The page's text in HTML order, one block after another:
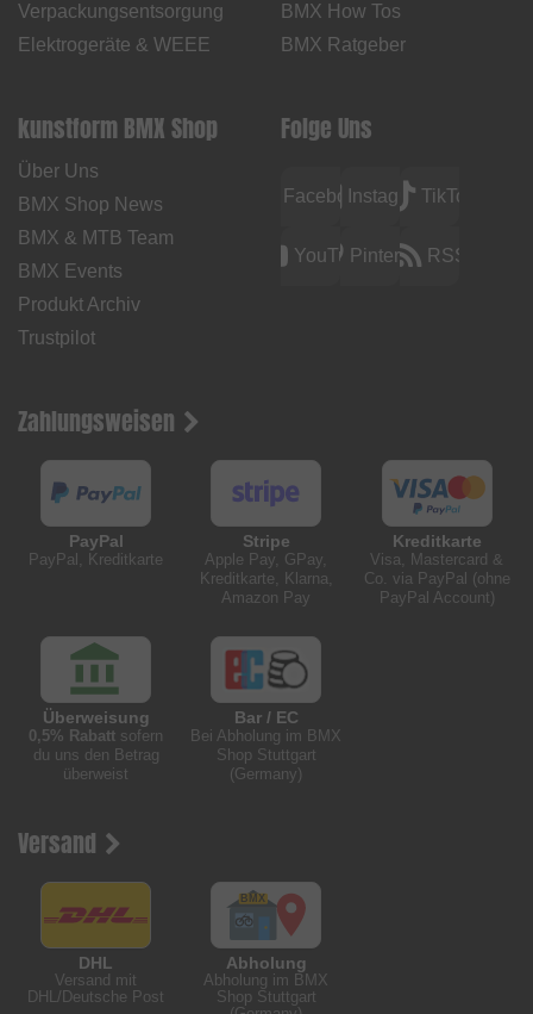
Verpackungsentsorgung
Elektrogeräte & WEEE
BMX How Tos
BMX Ratgeber
kunstform BMX Shop
Über Uns
BMX Shop News
BMX & MTB Team
BMX Events
Produkt Archiv
Trustpilot
Folge Uns
FacebookInstagramTikTok
YouTubePinterest RSS
Zahlungsweisen
PayPal
PayPal, Kreditkarte
Stripe
Apple Pay, GPay,
Kreditkarte, Klarna,
Amazon Pay
Kreditkarte
Visa, Mastercard &
Co. via PayPal (ohne
PayPal Account)
Überweisung
0,5% Rabatt sofern
du uns den Betrag
überweist
Bar / EC
Bei Abholung im BMX
Shop Stuttgart
(Germany)
Versand
DHL
Versand mit
DHL/Deutsche Post
Abholung
Abholung im BMX
Shop Stuttgart